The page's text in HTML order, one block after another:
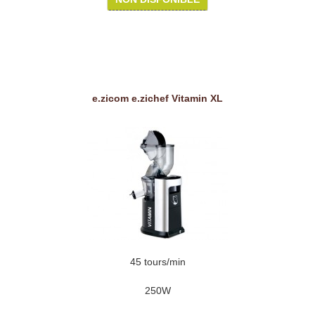
e.zicom e.zichef Vitamin XL
45 tours/min
250W